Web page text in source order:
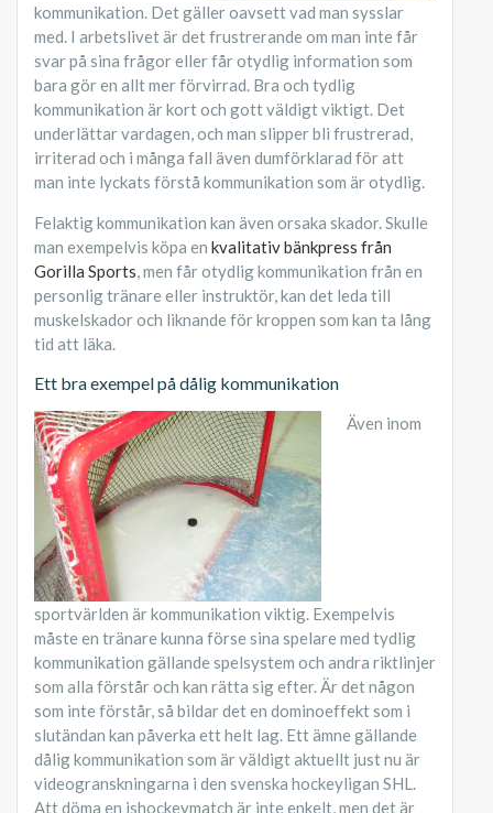
kommunikation. Det gäller oavsett vad man sysslar
med. I arbetslivet är det frustrerande om man inte får
svar på sina frågor eller får otydlig information som
bara gör en allt mer förvirrad. Bra och tydlig
kommunikation är kort och gott väldigt viktigt. Det
underlättar vardagen, och man slipper bli frustrerad,
irriterad och i många fall även dumförklarad för att
man inte lyckats förstå kommunikation som är otydlig.
Felaktig kommunikation kan även orsaka skador. Skulle
man exempelvis köpa en kvalitativ bänkpress från
Gorilla Sports, men får otydlig kommunikation från en
personlig tränare eller instruktör, kan det leda till
muskelskador och liknande för kroppen som kan ta lång
tid att läka.
Ett bra exempel på dålig kommunikation
Även inom
sportvärlden är kommunikation viktig. Exempelvis
måste en tränare kunna förse sina spelare med tydlig
kommunikation gällande spelsystem och andra riktlinjer
som alla förstår och kan rätta sig efter. Är det någon
som inte förstår, så bildar det en dominoeffekt som i
slutändan kan påverka ett helt lag. Ett ämne gällande
dålig kommunikation som är väldigt aktuellt just nu är
videogranskningarna i den svenska hockeyligan SHL.
Att döma en ishockeymatch är inte enkelt, men det är